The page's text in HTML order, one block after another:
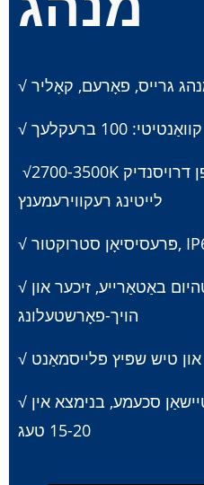
גרייס, פאָרעם, קאָליר
100 ברעקלעך
√2700-3500K ליכט עפעקטיווקייַט, טרעפן דרויסנדיק
לייטינג רעקווירעמענץ
√ ספּעציעלע ליטהיום באַטאַרייע, זיכער און
הויך-פאָרשטעלונג
און טיש שפּיץ פּלייסמאַנט
√ איין-האַלטן טראַנספּערטיישאַן סכעמע, בנימצא אין
15-20 טעג